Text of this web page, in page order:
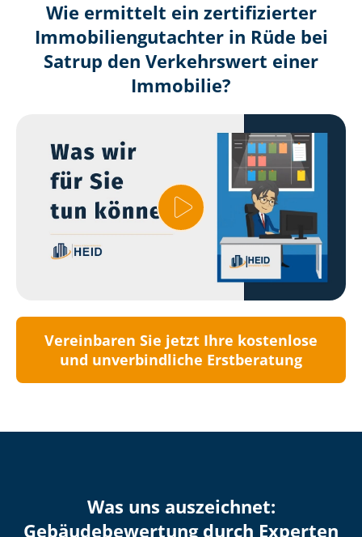
Wie ermittelt ein zertifizierter
Immobilien­gutachter in Rüde bei
Satrup den Verkehrswert einer
Immobilie?
Vereinbaren Sie jetzt Ihre kostenlose
und unverbindliche Erstberatung
Was uns auszeichnet:
Ge­bäu­de­be­wer­tung durch Experten